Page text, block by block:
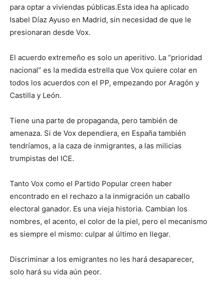
para optar a viviendas públicas.Esta idea ha aplicado
Isabel Díaz Ayuso en Madrid, sin necesidad de que le
presionaran desde Vox.
El acuerdo extremeño es solo un aperitivo. La “prioridad
nacional” es la medida estrella que Vox quiere colar en
todos los acuerdos con el PP, empezando por Aragón y
Castilla y León.
Tiene una parte de propaganda, pero también de
amenaza. Si de Vox dependiera, en España también
tendríamos, a la caza de inmigrantes, a las milicias
trumpistas del ICE.
Tanto Vox como el Partido Popular creen haber
encontrado en el rechazo a la inmigración un caballo
electoral ganador. Es una vieja historia. Cambian los
nombres, el acento, el color de la piel, pero el mecanismo
es siempre el mismo: culpar al último en llegar.
Discriminar a los emigrantes no les hará desaparecer,
solo hará su vida aún peor.